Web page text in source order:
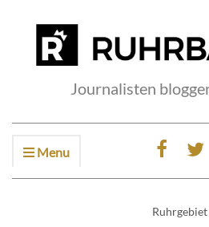
Journalisten
Menu
Ruhrgebiet